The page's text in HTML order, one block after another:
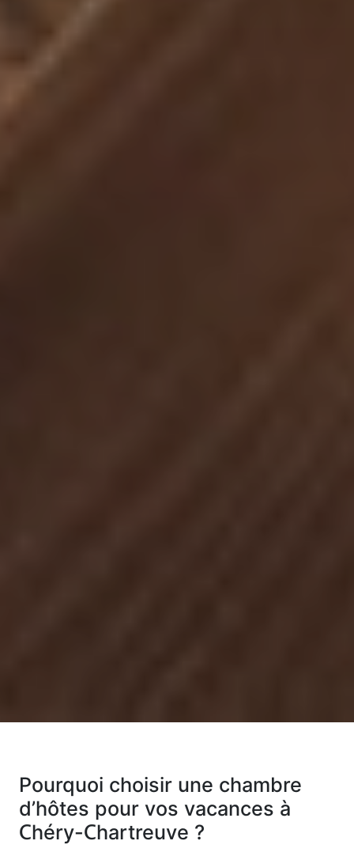
Pourquoi choisir une chambre
d’hôtes pour vos vacances à
Chéry-Chartreuve ?